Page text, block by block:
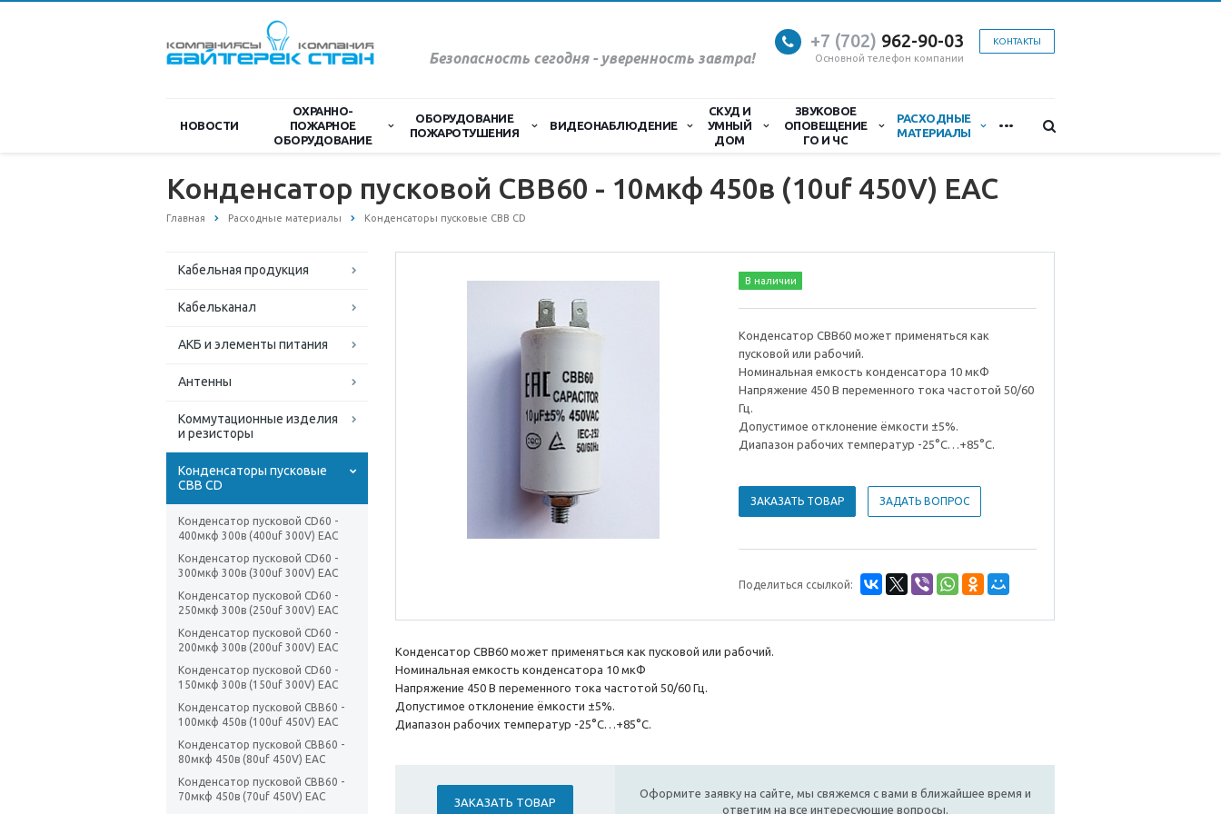
Безопасность сегодня - уверенность завтра!
КОНТАКТЫ
+7 (702) 962-90-03
Основной телефон компании
НОВОСТИ
ОХРАННО-
ПОЖАРНОЕ
ОБОРУДОВАНИЕ
ОБОРУДОВАНИЕ
ПОЖАРОТУШЕНИЯ
ВИДЕОНАБЛЮДЕНИЕ
СКУД И
УМНЫЙ
ДОМ
ЗВУКОВОЕ
ОПОВЕЩЕНИЕ
ГО И ЧС
РАСХОДНЫЕ
МАТЕРИАЛЫ
...
Конденсатор пусковой CBB60 - 10мкф 450в (10uf 450V) EAC
Главная Расходные материалы Конденсаторы пусковые CBB CD
Кабельная продукция
Кабельканал
АКБ и элементы питания
Антенны
Коммутационные изделия
и резисторы
Конденсаторы пусковые
CBB CD
Конденсатор пусковой CD60 -
400мкф 300в (400uf 300V) EAC
Конденсатор пусковой CD60 -
300мкф 300в (300uf 300V) EAC
Конденсатор пусковой CD60 -
250мкф 300в (250uf 300V) EAC
Конденсатор пусковой CD60 -
200мкф 300в (200uf 300V) EAC
Конденсатор пусковой CD60 -
150мкф 300в (150uf 300V) EAC
Конденсатор пусковой CBB60 -
100мкф 450в (100uf 450V) EAC
Конденсатор пусковой CBB60 -
80мкф 450в (80uf 450V) EAC
Конденсатор пусковой CBB60 -
70мкф 450в (70uf 450V) EAC
В наличии
Конденсатор CBB60 может применяться как
пусковой или рабочий.
Номинальная емкость конденсаторa 10 мкФ
Напряжение 450 В переменного тока частотой 50/60
Гц.
Допустимое отклонение ёмкости ±5%.
Диапазон рабочих температур -25°С…+85°С.
ЗАКАЗАТЬ ТОВАР ЗАДАТЬ ВОПРОС
Поделиться ссылкой:
Конденсатор CBB60 может применяться как пусковой или рабочий.
Номинальная емкость конденсаторa 10 мкФ
Напряжение 450 В переменного тока частотой 50/60 Гц.
Допустимое отклонение ёмкости ±5%.
Диапазон рабочих температур -25°С…+85°С.
ЗАКАЗАТЬ ТОВАР
Оформите заявку на сайте, мы свяжемся с вами в ближайшее время и
ответим на все интересующие вопросы.